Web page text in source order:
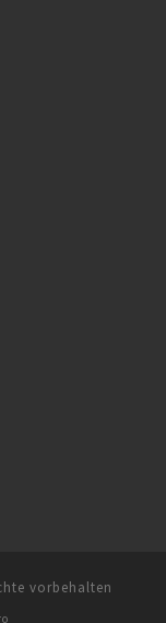
vorbehalten